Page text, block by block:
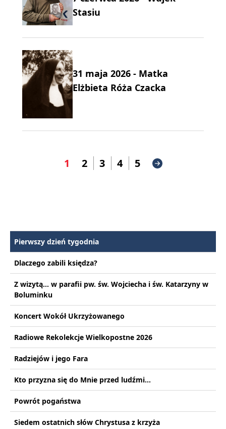
Stasiu
31 maja 2026 - Matka
Elżbieta Róża Czacka
1 2 3 4 5
Pierwszy dzień tygodnia
Dlaczego zabili księdza?
Z wizytą... w parafii pw. św. Wojciecha i św. Katarzyny w
Boluminku
Koncert Wokół Ukrzyżowanego
Radiowe Rekolekcje Wielkopostne 2026
Radziejów i jego Fara
Kto przyzna się do Mnie przed ludźmi...
Powrót pogaństwa
Siedem ostatnich słów Chrystusa z krzyża